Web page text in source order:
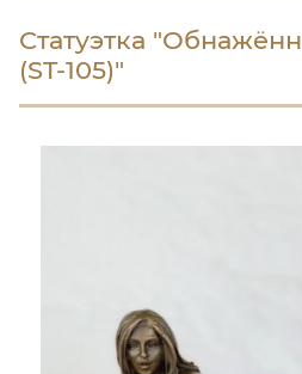
Статуэтка
(ST-105)"